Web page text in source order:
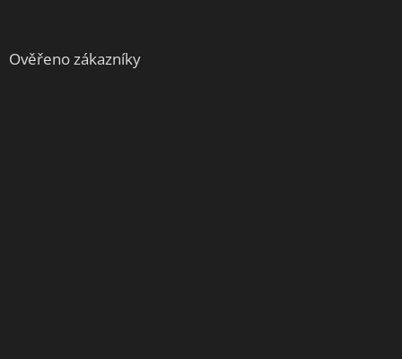
Ověřeno zákazníky